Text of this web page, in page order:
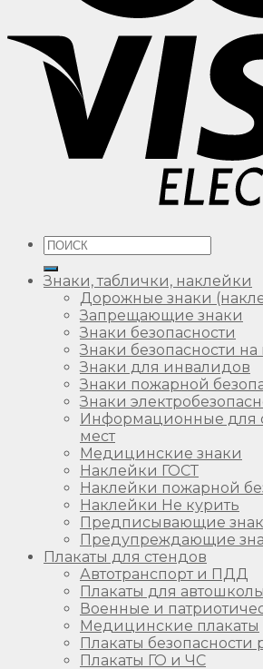
Искать:
Знаки, таблички, наклейки
Дорожные знаки
Запрещающие знаки
Знаки безопасности
Знаки безопасности на
Знаки для инвалидов
Знаки пожарной
Знаки
Информационные для
мест
Медицинские знаки
Наклейки ГОСТ
Наклейки пожарной
Наклейки Не курить
Предписывающие
Предупреждающие
Плакаты для стендов
Автотранспорт и ПДД
Плакаты для автошколы
Военные и
Медицинские плакаты
Плакаты безопасности
Плакаты ГО и ЧС